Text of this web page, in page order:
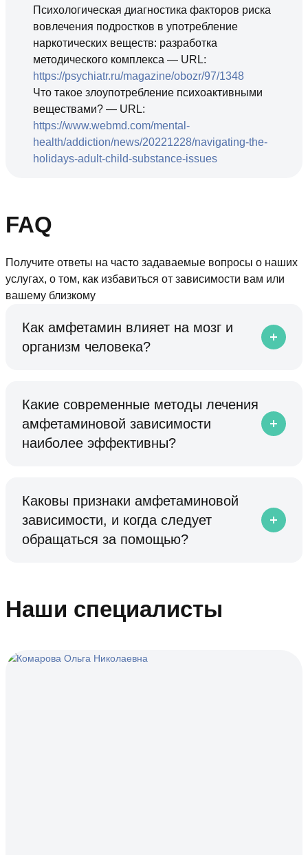
Психологическая диагностика факторов риска
вовлечения подростков в употребление
наркотических веществ: разработка
методического комплекса — URL:
https://psychiatr.ru/magazine/obozr/97/1348
Что такое злоупотребление психоактивными
веществами? — URL:
https://www.webmd.com/mental-
health/addiction/news/20221228/navigating-the-
holidays-adult-child-substance-issues
FAQ
Получите ответы на часто задаваемые вопросы о наших
услугах, о том, как избавиться от зависимости вам или
вашему близкому
Как амфетамин влияет на мозг и
организм человека?
Какие современные методы лечения
амфетаминовой зависимости
наиболее эффективны?
Каковы признаки амфетаминовой
зависимости, и когда следует
обращаться за помощью?
Наши специалисты